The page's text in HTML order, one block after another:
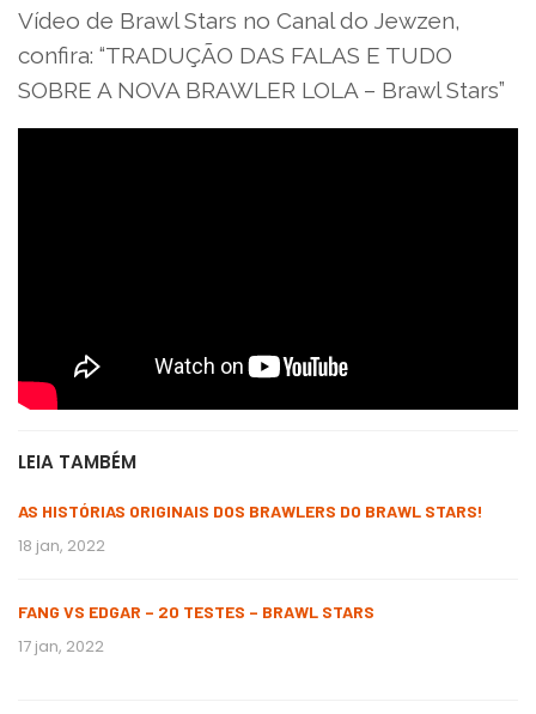
Vídeo de Brawl Stars no Canal do Jewzen,
confira: “TRADUÇÃO DAS FALAS E TUDO
SOBRE A NOVA BRAWLER LOLA – Brawl Stars”
LEIA TAMBÉM
AS HISTÓRIAS ORIGINAIS DOS BRAWLERS DO BRAWL STARS!
18 jan, 2022
FANG VS EDGAR – 20 TESTES – BRAWL STARS
17 jan, 2022